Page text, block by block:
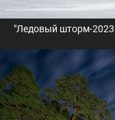
"Ледовый шторм-